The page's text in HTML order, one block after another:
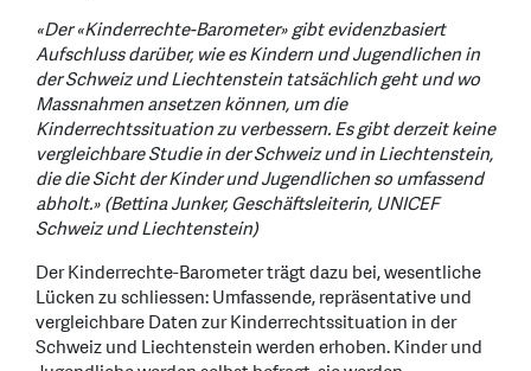
«Der «Kinderrechte-Barometer» gibt evidenzbasiert
Aufschluss darüber, wie es Kindern und Jugendlichen in
der Schweiz und Liechtenstein tatsächlich geht und wo
Massnahmen ansetzen können, um die
Kinderrechtssituation zu verbessern. Es gibt derzeit keine
vergleichbare Studie in der Schweiz und in Liechtenstein,
die die Sicht der Kinder und Jugendlichen so umfassend
abholt.» (Bettina Junker, Geschäftsleiterin, UNICEF
Schweiz und Liechtenstein)
Der Kinderrechte-Barometer trägt dazu bei, wesentliche
Lücken zu schliessen: Umfassende, repräsentative und
vergleichbare Daten zur Kinderrechtssituation in der
Schweiz und Liechtenstein werden erhoben. Kinder und